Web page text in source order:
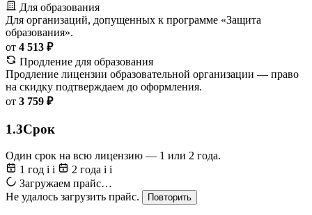
Для образования
Для организаций, допущенных к программе «Защита
образования».
от 4 513 ₽
Продление для образования
Продление лицензии образовательной организации — право
на скидку подтверждаем до оформления.
от 3 759 ₽
1.3Срок
Один срок на всю лицензию — 1 или 2 года.
1 год i i 2 года i i
Загружаем прайс…
Не удалось загрузить прайс.
Повторить